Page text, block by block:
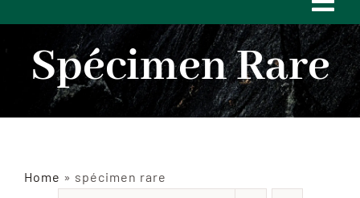
ACCUEIL
INSECTES NATURALISÉS
Spécimen Rare
Home » spécimen rare